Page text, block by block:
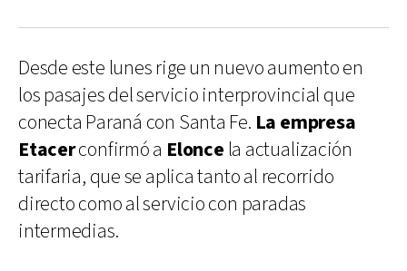
Desde este lunes rige un nuevo aumento en
los pasajes del servicio interprovincial que
conecta Paraná con Santa Fe. La empresa
Etacerconfirmó a Elonce la actualización
tarifaria, que se aplica tanto al recorrido
directo como al servicio con paradas
intermedias.